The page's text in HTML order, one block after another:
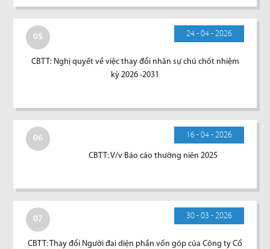
05 24 - 04 - 2026
CBTT: Nghị quyết về việc thay đổi nhân sự chủ chốt nhiệm
kỳ 2026 -2031
06 16 - 04 - 2026
CBTT: V/v Báo cáo thường niên 2025
07 30 - 03 - 2026
CBTT: Thay đổi Người đai diện phần vốn góp của Công ty Cổ